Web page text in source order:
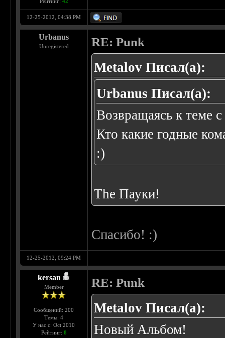
12-25-2012, 04:38 PM
Urbanus
Unregistered RE: Punk
Metalov Писал(а):
Urbanus Писал(а):
Возвращаясь к теме
Кто какие годные
:)
The Пауки!
Спасибо! :)
12-25-2012, 09:24 PM
kersan
Member
Сообщений: 200
Темы: 4
У нас с: Oct 2010
Рейтинг: 8
RE: Punk
Metalov Писал(а):
Новый Альбом!